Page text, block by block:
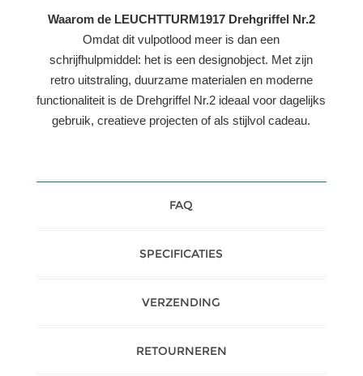
Waarom de LEUCHTTURM1917 Drehgriffel Nr.2
Omdat dit vulpotlood meer is dan een
schrijfhulpmiddel: het is een designobject. Met zijn
retro uitstraling, duurzame materialen en moderne
functionaliteit is de Drehgriffel Nr.2 ideaal voor dagelijks
gebruik, creatieve projecten of als stijlvol cadeau.
FAQ
SPECIFICATIES
VERZENDING
RETOURNEREN